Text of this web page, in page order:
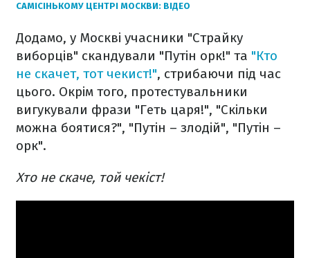
САМІСІНЬКОМУ ЦЕНТРІ МОСКВИ: ВІДЕО
Додамо, у Москві учасники "Страйку
виборців" скандували "Путін орк!" та "Кто
не скачет, тот чекист!", стрибаючи під час
цього. Окрім того, протестувальники
вигукували фрази "Геть царя!", "Скільки
можна боятися?", "Путін – злодій", "Путін –
орк".
Хто не скаче, той чекіст!